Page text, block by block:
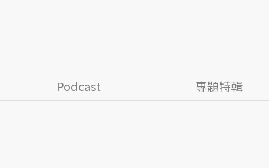
Podcast 專題特輯